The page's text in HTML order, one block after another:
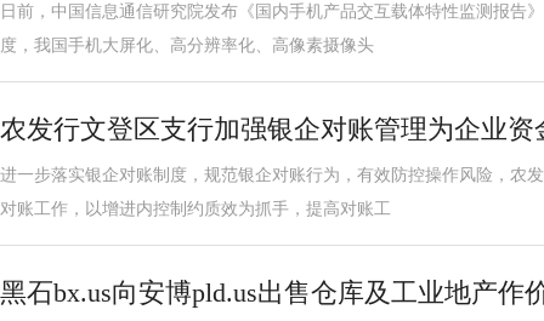
日前，中国信息通信研究院发布《国内手机产品交互载体特性监测报告
度，我国手机大屏化、高分辨率化、高像素摄像头
农发行文登区支行加强银企对账管理为企业资
进一步落实银企对账制度，规范银企对账行为，有效防控操作风险，农
对账工作，以增进内控制约质效为抓手，提高对账工
黑石bx.us向安博pld.us出售仓库及工业地产作